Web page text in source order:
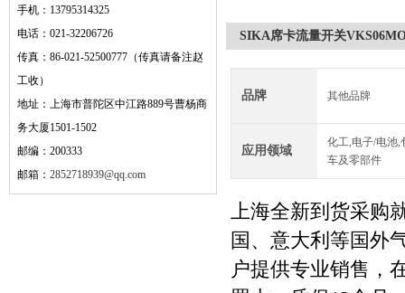
手机：13795314325
电话：021-32206726
传真：86-021-52500777（传真请备注赵
工收）
地址：上海市普陀区中江路889号曹杨商
务大厦1501-1502
邮编：200333
邮箱： 2852718939@qq.com
SIKA席卡流量开关
品牌 其他品牌
应用领域
化工,电子/电池,
车及零部件
上海全新到货采购
国、意大利等国外
户提供专业销售，